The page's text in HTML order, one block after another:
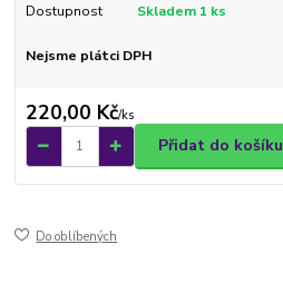
Dostupnost Skladem 1 ks
Nejsme plátci DPH
220,00 Kč/ks
Přidat do košíku
Do oblíbených